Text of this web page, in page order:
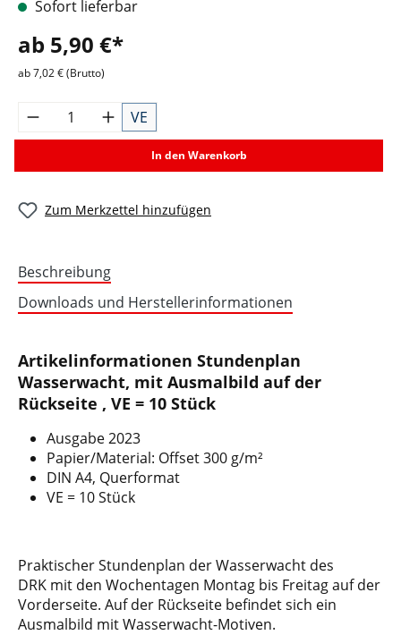
Sofort lieferbar
ab 5,90 €*
ab 7,02 € (Brutto)
VE
In den Warenkorb
Zum Merkzettel hinzufügen
Beschreibung
Downloads und Herstellerinformationen
Artikelinformationen Stundenplan
Wasserwacht, mit Ausmalbild auf der
Rückseite , VE = 10 Stück
Ausgabe 2023
Papier/Material: Offset 300 g/m²
DIN A4, Querformat
VE = 10 Stück
Praktischer Stundenplan der Wasserwacht des
DRK mit den Wochentagen Montag bis Freitag auf der
Vorderseite. Auf der Rückseite befindet sich ein
Ausmalbild mit Wasserwacht-Motiven.